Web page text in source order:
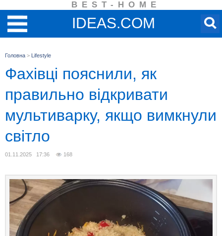
BEST-HOME
IDEAS.COM
Головна > Lifestyle
Фахівці пояснили, як
правильно відкривати
мультиварку, якщо вимкнули
світло
01.11.2025 17:36 168